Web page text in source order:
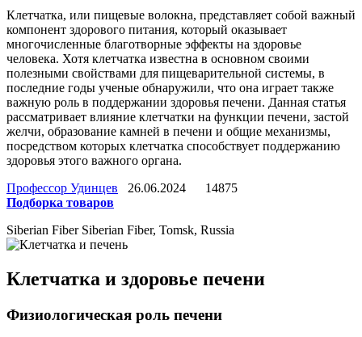
Клетчатка, или пищевые волокна, представляет собой важный
компонент здорового питания, который оказывает
многочисленные благотворные эффекты на здоровье
человека. Хотя клетчатка известна в основном своими
полезными свойствами для пищеварительной системы, в
последние годы ученые обнаружили, что она играет также
важную роль в поддержании здоровья печени. Данная статья
рассматривает влияние клетчатки на функции печени, застой
желчи, образование камней в печени и общие механизмы,
посредством которых клетчатка способствует поддержанию
здоровья этого важного органа.
Профессор Удинцев
26.06.2024
14875
Подборка товаров
Siberian Fiber Siberian Fiber, Tomsk, Russia
Клетчатка и здоровье печени
Физиологическая роль печени